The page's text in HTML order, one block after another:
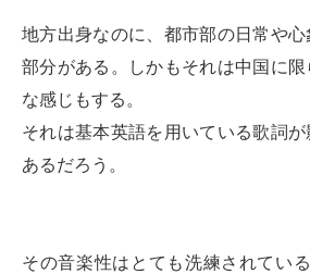
地方出身なのに、都市部の日常や
部分がある。しかもそれは中国に
な感じもする。
それは基本英語を用いている歌詞
あるだろう。
その音楽性はとても洗練されてい